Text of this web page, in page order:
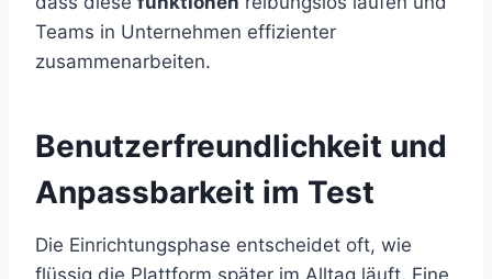
Teams in Unternehmen effizienter
zusammenarbeiten.
Benutzerfreundlichkeit und
Anpassbarkeit im Test
Die Einrichtungsphase entscheidet oft, wie